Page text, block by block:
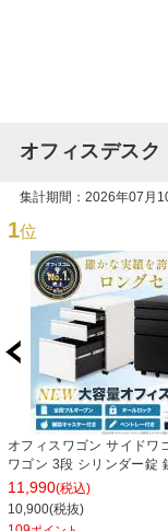
オフィスデス
集計期間：2026年07月
1位
オフィスワゴン サイドワ
ワゴン 3段 シリンダー錠
390×奥行510×高さ
ト・ブラック】
11,990(税込)
10,900(税抜)